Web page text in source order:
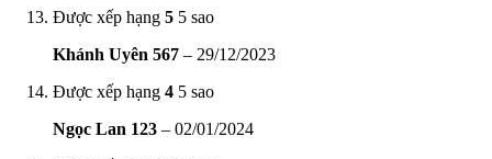
Được xếp hạng 5 5 sao
Khánh Uyên 567 – 29/12/2023
Được xếp hạng 4 5 sao
Ngọc Lan 123 – 02/01/2024